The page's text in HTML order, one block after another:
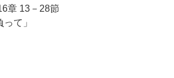
章 13－28節
て」